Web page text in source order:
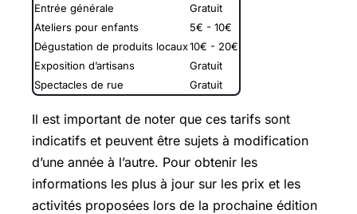
Entrée générale
Gratuit
Ateliers pour enfants
5€ - 10€
Dégustation de produits locaux10€ - 20€
Exposition d’artisans
Gratuit
Spectacles de rue
Gratuit
Il est important de noter que ces tarifs sont
indicatifs et peuvent être sujets à modification
d’une année à l’autre. Pour obtenir les
informations les plus à jour sur les prix et les
activités proposées lors de la prochaine édition